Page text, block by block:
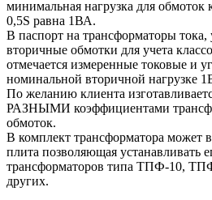
минимальная нагрузка для обмоток
0,5S равна 1ВА.
В паспорт на трансформаторы тока,
вторичные обмотки для учета
отмечается измеренные токовые и
номинальной вторичной нагрузке
По желанию клиента
РАЗНЫМИ коэффициентами
обмоток.
В комплект трансформатора может
плита позволяющая устанавливать
трансформаторов типа ТПФ-10,
других.